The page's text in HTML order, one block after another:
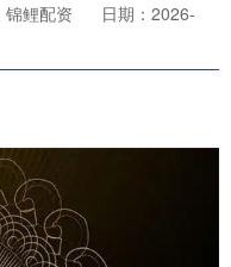
锦鲤配资
日期：2026-